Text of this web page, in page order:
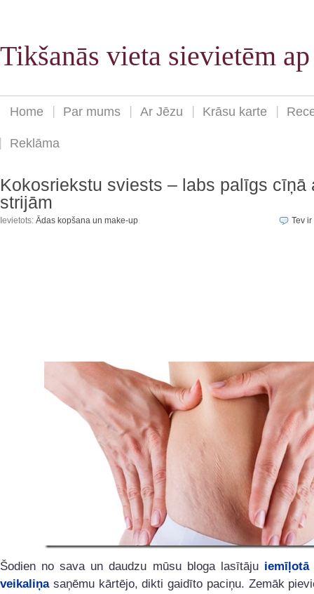
Tikšanās vieta sievietēm
Home Par mums Ar Jēzu Krāsu karte
Reklāma
Kokosriekstu sviests – labs palīgs cīņā
strijām
Ievietots: Ādas kopšana un make-up Tev ir
Šodien no sava un daudzu mūsu bloga lasītāju iemīļotā
veikaliņasaņēmu kārtējo, dikti gaidīto paciņu. Zemāk